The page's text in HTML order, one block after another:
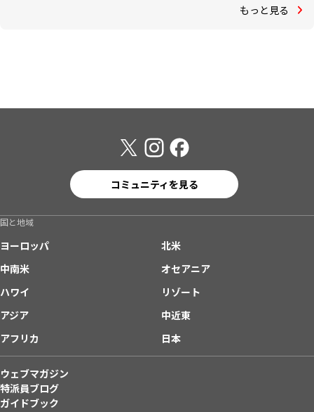
もっと見る
コミュニティを見る
国と地域
ヨーロッパ
北米
中南米
オセアニア
ハワイ
リゾート
アジア
中近東
アフリカ
日本
ウェブマガジン
特派員ブログ
ガイドブック